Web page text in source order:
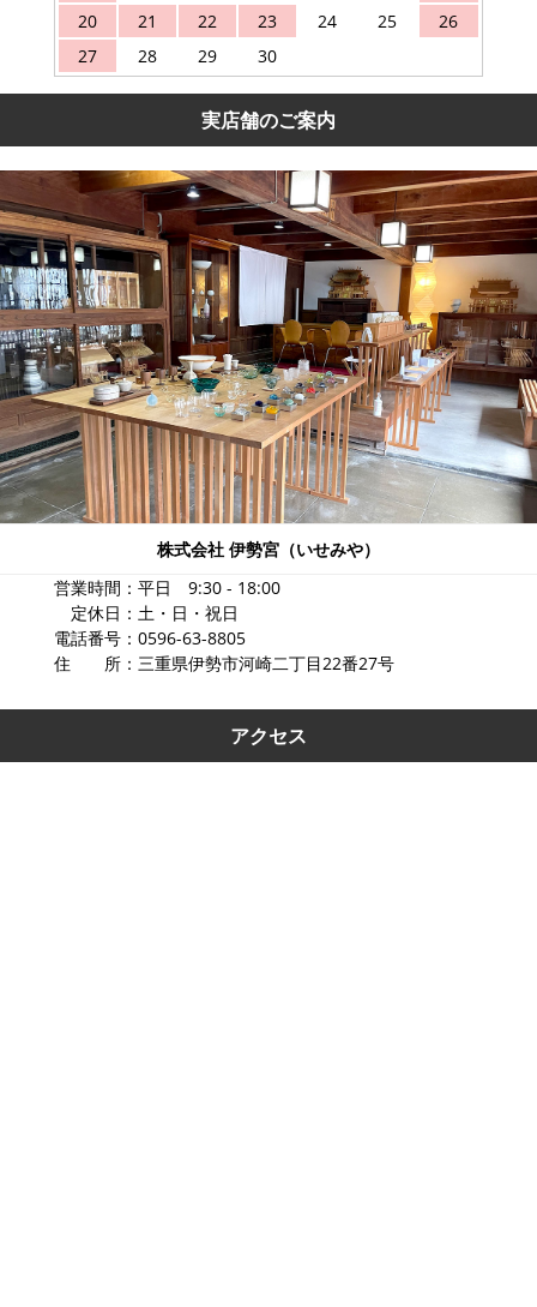
20
21 22 23 24 25
26
27
28 29 30
実店舗のご案内
株式会社 伊勢宮（いせみや）
営業時間：平日 9:30 - 18:00
定休日：土・日・祝日
電話番号：0596-63-8805
住 所：三重県伊勢市河崎二丁目22番27号
アクセス